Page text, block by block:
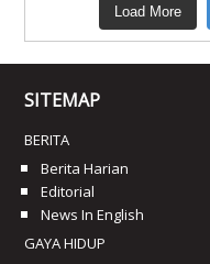
Load More
SITEMAP
BERITA
Berita Harian
Editorial
News In English
GAYA HIDUP